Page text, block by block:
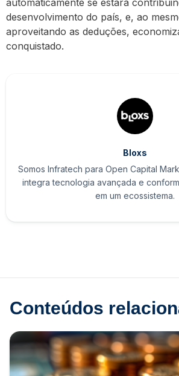
automaticamente se estará
desenvolvimento do país, e, ao
aproveitando as deduções,
conquistado.
Bloxs
Somos Infratech para Open Capital Market: plataforma
integra tecnologia avançada e
em um ecossistema.
Conteúdos